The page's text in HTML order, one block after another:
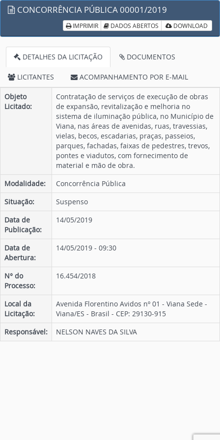
CONCORRÊNCIA PÚBLICA 00001/2019
IMPRIMIR DADOS ABERTOS DOWNLOAD
DETALHES DA LICITAÇÃO DOCUMENTOS
LICITANTES ACOMPANHAMENTO POR E-MAIL
Objeto
Licitado:
Contratação de serviços de execução de obras
de expansão, revitalização e melhoria no
sistema de iluminação pública, no Município de
Viana, nas áreas de avenidas, ruas, travessias,
vielas, becos, escadarias, praças, passeios,
parques, fachadas, faixas de pedestres, trevos,
pontes e viadutos, com fornecimento de
material e mão de obra.
Modalidade:
Concorrência Pública
Situação:
Suspenso
Data de
Publicação:
14/05/2019
Data de
Abertura:
14/05/2019 - 09:30
N° do
Processo:
16.454/2018
Local da
Licitação:
Avenida Florentino Avidos nº 01 - Viana Sede -
Viana/ES - Brasil - CEP: 29130-915
Responsável:
NELSON NAVES DA SILVA